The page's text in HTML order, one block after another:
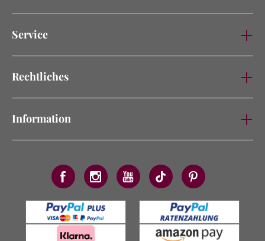
Service
Rechtliches
Information